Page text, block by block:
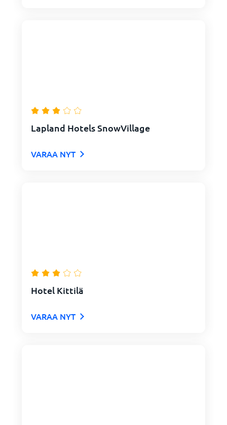
Lapland Hotels SnowVillage
VARAA NYT
Hotel Kittilä
VARAA NYT